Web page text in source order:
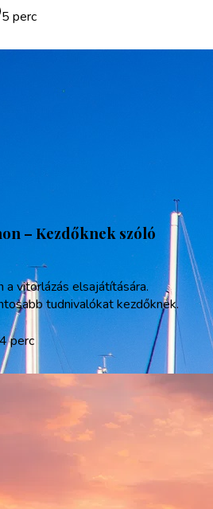
5 perc
– Kezdőknek szóló
a vitorlázás elsajátítására.
tudnivalókat kezdőknek.
4 perc